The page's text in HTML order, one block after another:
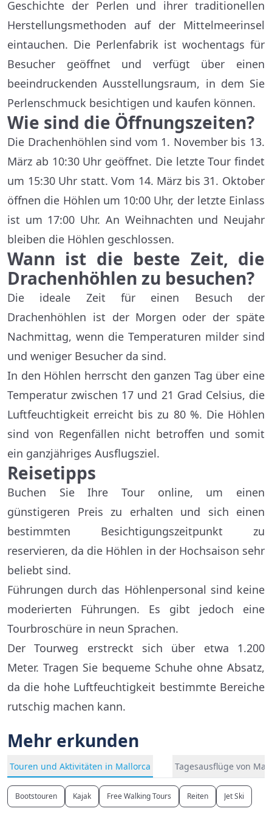
Geschichte der Perlen und ihrer traditionellen
Herstellungsmethoden auf der Mittelmeerinsel
eintauchen. Die Perlenfabrik ist wochentags für
Besucher geöffnet und verfügt über einen
beeindruckenden Ausstellungsraum, in dem Sie
Perlenschmuck besichtigen und kaufen können.
Wie sind die Öffnungszeiten?
Die Drachenhöhlen sind vom 1. November bis 13.
März ab 10:30 Uhr geöffnet. Die letzte Tour findet
um 15:30 Uhr statt. Vom 14. März bis 31. Oktober
öffnen die Höhlen um 10:00 Uhr, der letzte Einlass
ist um 17:00 Uhr. An Weihnachten und Neujahr
bleiben die Höhlen geschlossen.
Wann ist die beste Zeit, die
Drachenhöhlen zu besuchen?
Die ideale Zeit für einen Besuch der
Drachenhöhlen ist der Morgen oder der späte
Nachmittag, wenn die Temperaturen milder sind
und weniger Besucher da sind.
In den Höhlen herrscht den ganzen Tag über eine
Temperatur zwischen 17 und 21 Grad Celsius, die
Luftfeuchtigkeit erreicht bis zu 80 %. Die Höhlen
sind von Regenfällen nicht betroffen und somit
ein ganzjähriges Ausflugsziel.
Reisetipps
Buchen Sie Ihre Tour online, um einen
günstigeren Preis zu erhalten und sich einen
bestimmten Besichtigungszeitpunkt zu
reservieren, da die Höhlen in der Hochsaison sehr
beliebt sind.
Führungen durch das Höhlenpersonal sind keine
moderierten Führungen. Es gibt jedoch eine
Tourbroschüre in neun Sprachen.
Der Tourweg erstreckt sich über etwa 1.200
Meter. Tragen Sie bequeme Schuhe ohne Absatz,
da die hohe Luftfeuchtigkeit bestimmte Bereiche
rutschig machen kann.
Mehr erkunden
Touren und Aktivitäten in Mallorca Tagesausflüge von
Bootstouren Kajak Free Walking Tours Reiten Jet Ski